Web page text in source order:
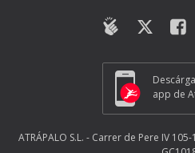
app de
ATRÁPALO S.L. - Carrer de Pere IV